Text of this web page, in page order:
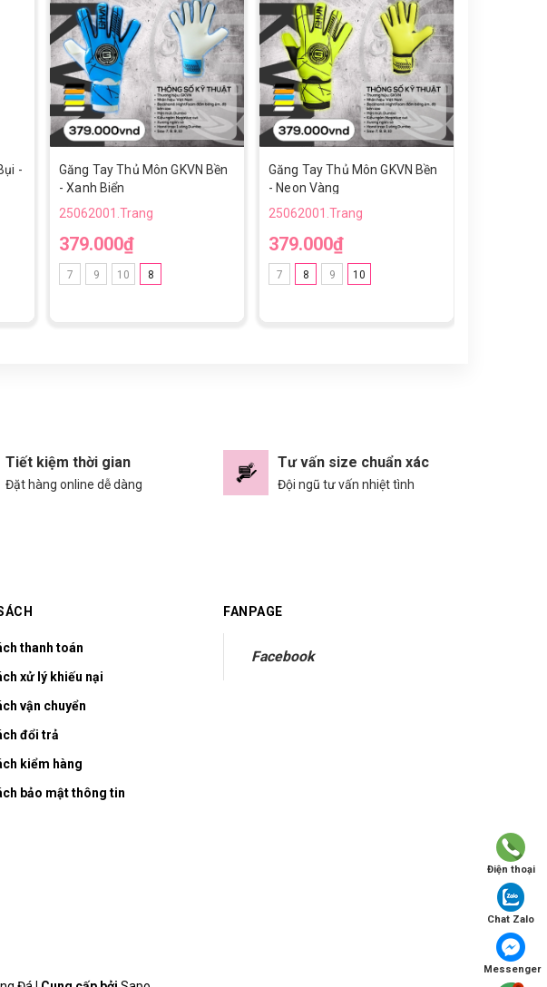
-
Găng Tay Thủ Môn GKVN Bền
- Xanh Biển
25062001.Trang
379.000₫
7 9 10 8
Găng Tay Thủ Môn GKVN Bền
- Neon Vàng
25062001.Trang
379.000₫
7 8 9 10
Tiết kiệm thời gian
Đặt hàng online dễ dàng
Tư vấn size chuẩn xác
Đội ngũ tư vấn nhiệt tình
thanh toán
xử lý khiếu nại
vận chuyển
đổi trả
kiểm hàng
bảo mật thông tin
FANPAGE
Facebook
Điện thoại
Chat Zalo
Messenger